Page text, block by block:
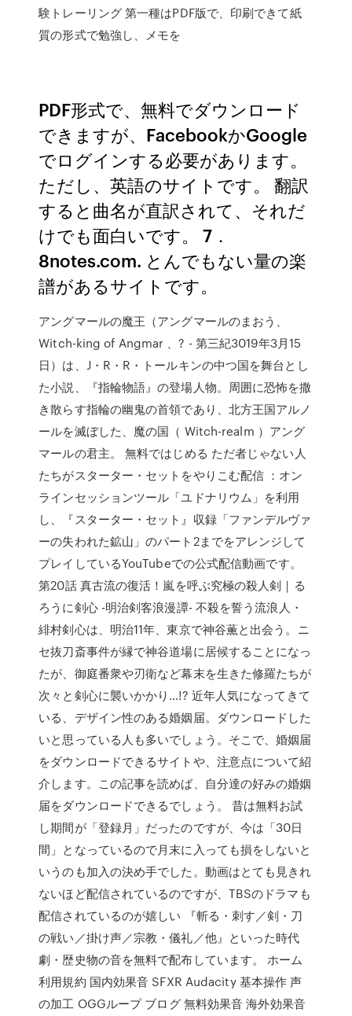
験トレーリング 第一種はPDF版で、印刷できて紙
質の形式で勉強し、メモを
PDF形式で、無料でダウンロード
できますが、FacebookかGoogle
でログインする必要があります。
ただし、英語のサイトです。 翻訳
すると曲名が直訳されて、それだ
けでも面白いです。 7．
8notes.com. とんでもない量の楽
譜があるサイトです。
アングマールの魔王（アングマールのまおう、
Witch-king of Angmar 、? - 第三紀3019年3月15
日）は、J・R・R・トールキンの中つ国を舞台とし
た小説、『指輪物語』の登場人物。周囲に恐怖を撒
き散らす指輪の幽鬼の首領であり、北方王国アルノ
ールを滅ぼした、魔の国（ Witch-realm ）アング
マールの君主。 無料ではじめる ただ者じゃない人
たちがスターター・セットをやりこむ配信 ：オン
ラインセッションツール「ユドナリウム」を利用
し、『スターター・セット』収録「ファンデルヴァ
ーの失われた鉱山」のパート2までをアレンジして
プレイしているYouTubeでの公式配信動画です。
第20話 真古流の復活！嵐を呼ぶ究極の殺人剣｜る
ろうに剣心 -明治剣客浪漫譚- 不殺を誓う流浪人・
緋村剣心は、明治11年、東京で神谷薫と出会う。ニ
セ抜刀斎事件が縁で神谷道場に居候することになっ
たが、御庭番衆や刃衛など幕末を生きた修羅たちが
次々と剣心に襲いかかり…!? 近年人気になってきて
いる、デザイン性のある婚姻届。ダウンロードした
いと思っている人も多いでしょう。そこで、婚姻届
をダウンロードできるサイトや、注意点について紹
介します。この記事を読めば、自分達の好みの婚姻
届をダウンロードできるでしょう。 昔は無料お試
し期間が「登録月」だったのですが、今は「30日
間」となっているので月末に入っても損をしないと
いうのも加入の決め手でした。動画はとても見きれ
ないほど配信されているのですが、TBSのドラマも
配信されているのが嬉しい 『斬る・刺す／剣・刀
の戦い／掛け声／宗教・儀礼／他』といった時代
劇・歴史物の音を無料で配布しています。 ホーム
利用規約 国内効果音 SFXR Audacity 基本操作 声
の加工 OGGループ ブログ 無料効果音 海外効果音